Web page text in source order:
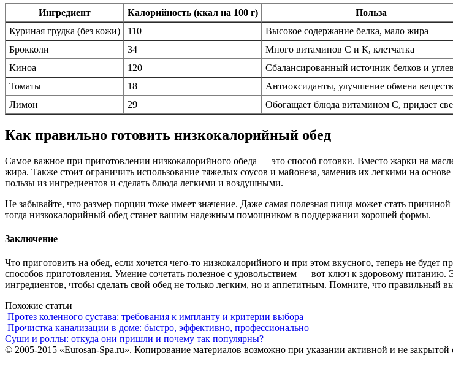
Ингредиент Калорийность (ккал на 100 г)
Польза
Куриная грудка (без кожи)
110
Высокое содержание белка, мало жира
Брокколи
34
Много витаминов С и К, клетчатка
Киноа
120
Сбалансированный источник белков и
Томаты
18
Антиоксиданты, улучшение обмена веществ
Лимон
29 Обогащает блюда витамином С, придает
Как правильно готовить низкокалорийный обед
Самое важное при приготовлении низкокалорийного обеда — это способ готовки. Вместо жарки на
жира. Также стоит ограничить использование тяжелых соусов и майонеза, заменив их легкими на
пользы из ингредиентов и сделать блюда легкими и воздушными.
Не забывайте, что размер порции тоже имеет значение. Даже самая полезная пища может стать
тогда низкокалорийный обед станет вашим надежным помощником в поддержании хорошей формы.
Заключение
Что приготовить на обед, если хочется чего-то низкокалорийного и при этом вкусного, теперь не
способов приготовления. Умение сочетать полезное с удовольствием — вот ключ к здоровому
ингредиентов, чтобы сделать свой обед не только легким, но и аппетитным. Помните, что правильный
Похожие статьи
Протез коленного сустава: требования к импланту и критерии выбора
Прочистка канализации в доме: быстро, эффективно, профессионально
Суши и роллы: откуда они пришли и почему так популярны?
© 2005-2015 «Eurosan-Spa.ru». Копирование материалов возможно при указании активной и не закрытой